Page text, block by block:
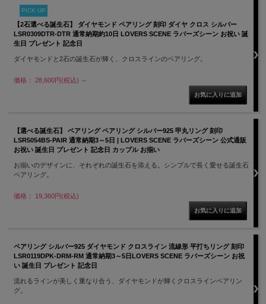
PICK UP
【2石選べる誕生石】 ダイヤモンド ペアリング 刻印 ダイヤ クロス シルバー
LSR0309DTR-DTR 通常納期約10日 LOVERS SCENE ラバーズシーン お祝い 誕
生日 プレゼント 記念日
ダイヤモンドと2石の誕生石が輝く、クロスラインのペアリング。
価格： 28,600円(税込) ～
【選べる誕生石】 ペアリング ペアリング シルバー925 甲丸リング 刻印
LSR5054BS-PAIR 通常納期3～5日 | LOVERS SCENE ラバーズシーン 公式通販
お祝い 誕生日 プレゼント 記念日 カップル お揃い
お揃いのデザインに、それぞれの誕生石を添える。シンプルで長く愛せる誕生石
ペアリング。
価格： 19,360円(税込)
ペアリング シルバー925 ダイヤモンド クロスライン 流線形 平打ちリング 刻印
LSR0119DPK-DRM-RM 通常納期3～5日LOVERS SCENE ラバーズシーン お祝
い 誕生日 プレゼント 記念日
流れるラインが美しく重なり合う、ダイヤモンドが輝くクロスラインペアリン
グ。